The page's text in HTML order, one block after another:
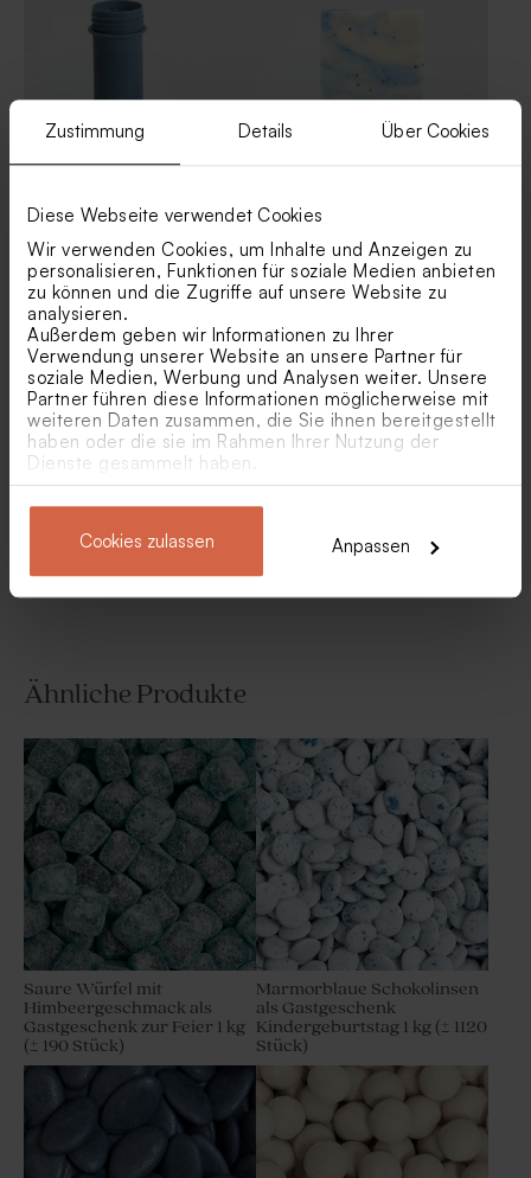
Zustimmung Details Über Cookies
Diese Webseite verwendet Cookies
Wir verwenden Cookies, um Inhalte und Anzeigen zu
personalisieren, Funktionen für soziale Medien anbieten
zu können und die Zugriffe auf unsere Website zu
analysieren.
Außerdem geben wir Informationen zu Ihrer
Verwendung unserer Website an unsere Partner für
soziale Medien, Werbung und Analysen weiter. Unsere
Partner führen diese Informationen möglicherweise mit
weiteren Daten zusammen, die Sie ihnen bereitgestellt
haben oder die sie im Rahmen Ihrer Nutzung der
Dienste gesammelt haben.
Cookies zulassen Anpassen
Gastgeschenktütchen Eid
Mubarak mit Sternenhimmel
Festtisch im Naturpapier-
Abgerundetes
Gastgeschenktütchen mit
Herzschlag
Mubarak mit Landschaft
und Mond in Goldfolie
Seifenblase | Nachtblau matt
| 6er-Set
Blue Cloud Seifen - Eau de
Sel
Bonbon-Wrap aus Tetra
Kleines Vorratsglas mit
Gastgeschenk zur Party
Ähnliche Produkte
Saure Würfel mit
Himbeergeschmack als
Gastgeschenk zur Feier 1 kg
(± 190 Stück)
Marmorblaue Schokolinsen
als Gastgeschenk
Kindergeburtstag 1 kg (± 1120
Stück)